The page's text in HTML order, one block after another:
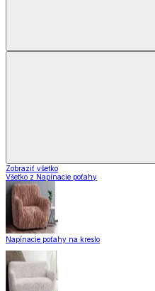
Zobraziť všetko
Všetko z Napínacie poťahy
Napínacie poťahy na kreslo